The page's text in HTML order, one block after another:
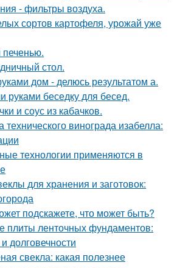
- фильтры воздуха.
сортов картофеля, урожай уже
печенью.
стол.
дом - делюсь результатом а.
руками беседку для бесед.
и соус из кабачков.
технического винограда изабелла:
технологии применяются в
для хранения и заготовок:
подскажете, что может быть?
плиты ленточных фундаментов:
долговечности
свекла: какая полезнее